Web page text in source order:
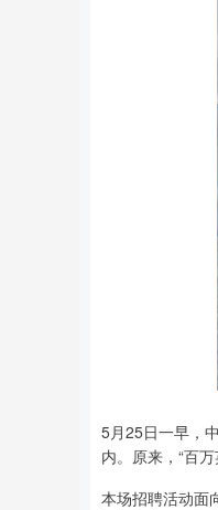
5月25日一早，
内。原来，“百
本场招聘活动面